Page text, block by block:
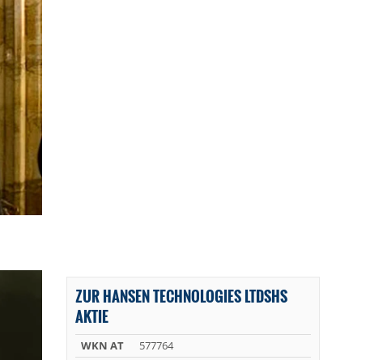
ZUR HANSEN TECHNOLOGIES LTDSHS
AKTIE
WKN AT
577764